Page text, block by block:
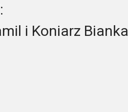
i Koniarz Bianka